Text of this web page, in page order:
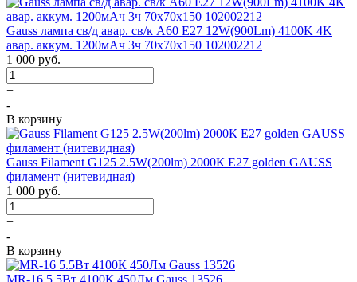
Gauss лампа св/д авар. св/к A60 E27 12W(900Lm) 4100K 4K
авар. аккум. 1200мАч 3ч 70x70x150 102002212
1 000 руб.
+
-
В корзину
Gauss Filament G125 2.5W(200lm) 2000К Е27 golden GAUSS
филамент (нитевидная)
1 000 руб.
+
-
В корзину
MR-16 5.5Вт 4100К 450Лм Gauss 13526